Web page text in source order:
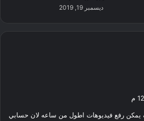
ديسمبر 19, 2019
يمكن رفع فيديوهات اطول من ساعه لان حسابي